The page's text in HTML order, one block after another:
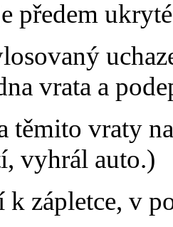
předem
vrata a
těmito vraty
vyhrál auto.)
k zápletce, v